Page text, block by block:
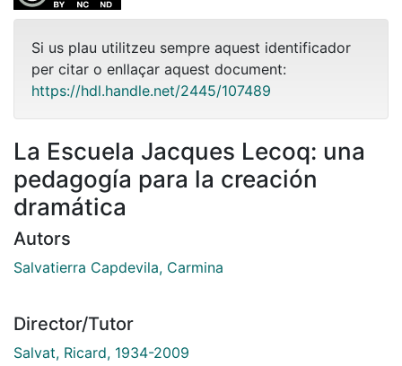
Si us plau utilitzeu sempre aquest identificador
per citar o enllaçar aquest document:
https://hdl.handle.net/2445/107489
La Escuela Jacques Lecoq: una
pedagogía para la creación
dramática
Autors
Salvatierra Capdevila, Carmina
Director/Tutor
Salvat, Ricard, 1934-2009